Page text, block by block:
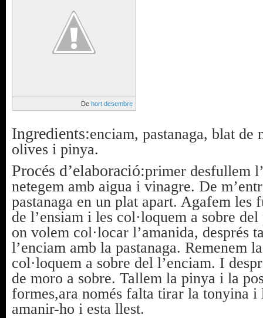
De hort desembre
Ingredients:enciam, pastanaga, blat de
olives i pinya.
Procés d’elaboració:primer desfullem
netegem amb aigua i vinagre. De
pastanaga en un plat apart. Agafem les
de l’ensiam i les col·loquem a sobre
on volem col·locar l’amanida, després
l’enciam amb la pastanaga. Remenem
col·loquem a sobre del l’enciam. I
de moro a sobre. Tallem la pinya i la
formes,ara només falta tirar la tonyina i
amanir-ho i esta llest.